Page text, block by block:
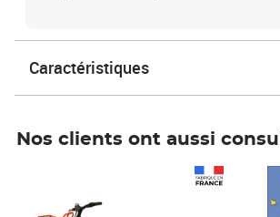
Caractéristiques
Nos clients ont aussi
Prix